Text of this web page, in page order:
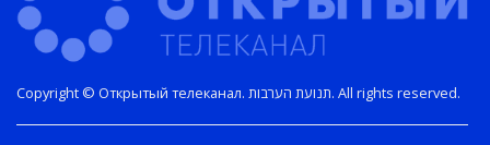
Copyright © Открытый телеканал. תנועת הערבות. All rights reserved.